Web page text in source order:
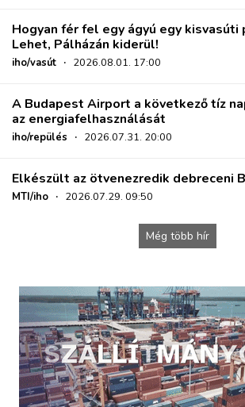
Hogyan fér fel egy ágyú egy kisvasúti
Lehet, Pálházán kiderül!
iho/vasút · 2026.08.01. 17:00
A Budapest Airport a következő tíz
az energiafelhasználását
iho/repülés · 2026.07.31. 20:00
Elkészült az ötvenezredik debreceni
MTI/iho · 2026.07.29. 09:50
Még több hír